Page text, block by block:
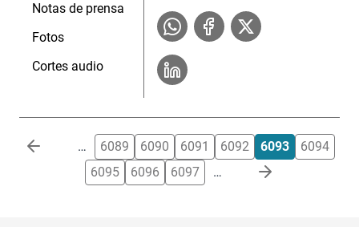
Notas de prensa
Fotos
Cortes audio
Paginación … 6089 6090 6091 6092 6093
6094
6095
6096 6097 …